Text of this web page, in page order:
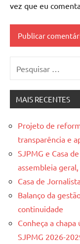
vez que eu
por:
MAIS RECENTES
Projeto de
transparência e
SJPMG e Casa
assembleia
Casa de
Balanço da
continuidade
Conheça a
SJPMG 2026-